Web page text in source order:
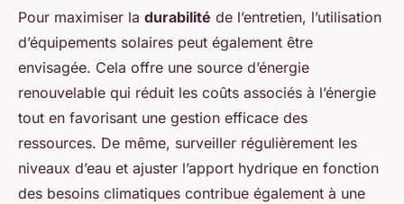
Pour maximiser la durabilité de l’entretien, l’utilisation
d’équipements solaires peut également être
envisagée. Cela offre une source d’énergie
renouvelable qui réduit les coûts associés à l’énergie
tout en favorisant une gestion efficace des
ressources. De même, surveiller régulièrement les
niveaux d’eau et ajuster l’apport hydrique en fonction
des besoins climatiques contribue également à une